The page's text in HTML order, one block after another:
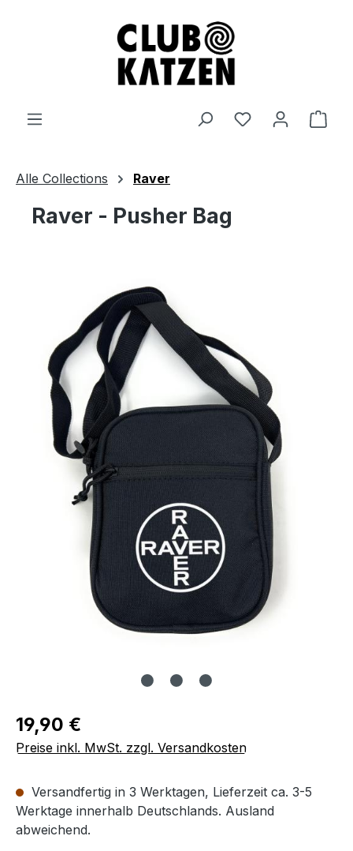
Alle Collections Raver
Raver - Pusher Bag
Bildergalerie überspringen
Regulärer Preis:
19,90 €
Preise inkl. MwSt. zzgl. Versandkosten
Versandfertig in 3 Werktagen, Lieferzeit ca. 3-5
Werktage innerhalb Deutschlands. Ausland
abweichend.